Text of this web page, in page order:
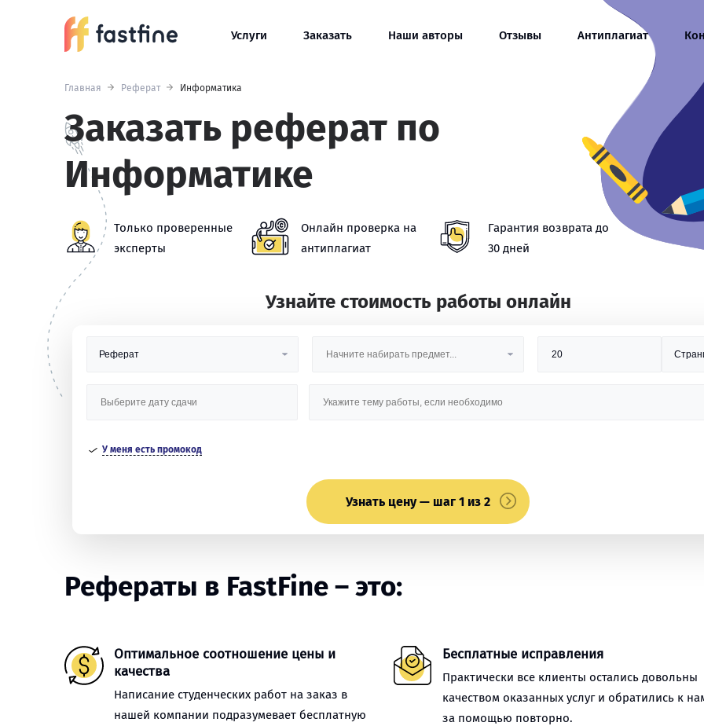
Услуги Заказать Наши авторы Отзывы Антиплагиат
Главная Реферат Информатика
Заказать реферат по
Информатике
Только проверенные
эксперты
Онлайн проверка на
антиплагиат
Гарантия возврата до
30 дней
Узнайте стоимость работы онлайн
У меня есть промокод
Узнать цену — шаг 1 из 2
Рефераты в FastFine – это:
Оптимальное соотношение цены и
качества
Написание студенческих работ на заказ в
нашей компании подразумевает бесплатную
Бесплатные исправления
Практически все клиенты остались довольны
качеством оказанных услуг и обратились к
за помощью повторно.